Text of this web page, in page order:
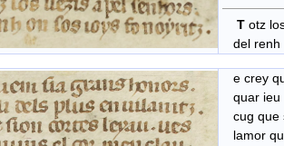
T otz
del renh
e crey
quar ieu
cug que
lamor